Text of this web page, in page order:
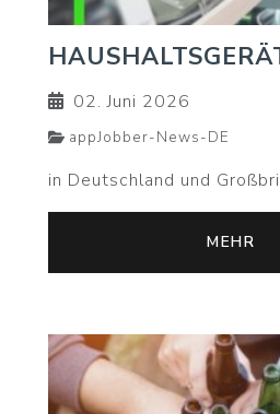
02. Juni 2026
appJobber-News-DE
in Deutschland und
MEHR